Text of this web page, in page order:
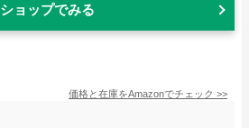
ショップでみる
価格と在庫をAmazonでチェック >>